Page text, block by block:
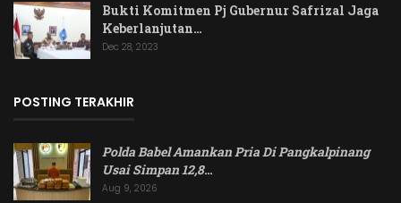
Bukti Komitmen Pj Gubernur Safrizal Jaga
Keberlanjutan…
Dec 28, 2023
POSTING TERAKHIR
Polda Babel Amankan Pria Di Pangkalpinang
Usai Simpan 12,8…
Aug 9, 2026